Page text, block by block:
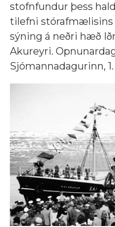
stofnfundur þess
tilefni stórafmælisins
sýning á neðri hæð
Akureyri.
Sjómannadagurinn,